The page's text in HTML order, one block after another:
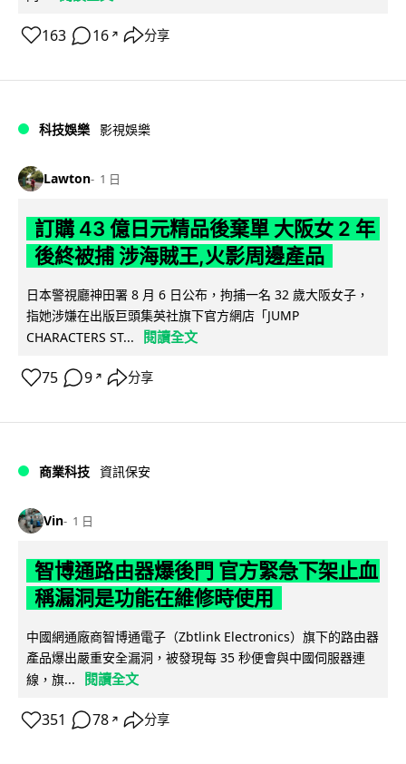
163 16 ↗ 分享
科技娛樂 影視娛樂
Lawton 1 日
訂購 43 億日元精品後棄單 大阪女 2 年
後終被捕 涉海賊王,火影周邊產品
日本警視廳神田署 8 月 6 日公布，拘捕一名 32 歲大阪女子，
指她涉嫌在出版巨頭集英社旗下官方網店「JUMP
CHARACTERS ST...
閱讀全文
75 9 ↗ 分享
商業科技 資訊保安
Vin 1 日
智博通路由器爆後門 官方緊急下架止血
稱漏洞是功能在維修時使用
中國網通廠商智博通電子（Zbtlink Electronics）旗下的路由器
產品爆出嚴重安全漏洞，被發現每 35 秒便會與中國伺服器連
線，旗...
閱讀全文
351 78 ↗ 分享